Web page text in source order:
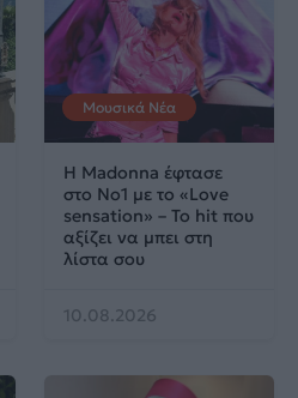
Μουσικά Νέα
Η Madonna έφτασε
στο No1 με το «Love
sensation» – Το hit που
αξίζει να μπει στη
λίστα σου
10.08.2026